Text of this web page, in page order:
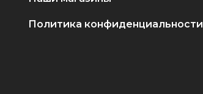
Политика конфиденциальности